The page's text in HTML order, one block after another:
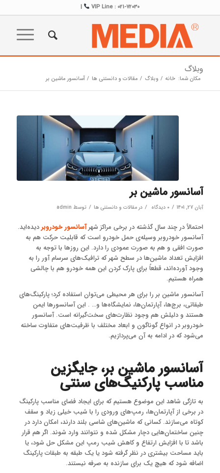
VIP Line : 021-72030
|
وبلاگ
مکان شما: خانه / وبلاگ / مقالات و دانستنی ها / آسانسور ماشین بر
آسانسور ماشین بر
آبان 27, 1401 / ۰ دیدگاه / در مقالات و دانستنی ها / توسط admin
احتمالاً در چند سال گذشته در برخی مراکز شهرآسانسور خودروبردیده‌اید.
آسانسور خودروبر وسیله‌ی حمل خودرو است که قابلیت حرکت هم به
صورت افقی و هم به صورت عمودی را دارد. این روزها با توجه به
افزایش تعداد ماشین‌ها در سطح شهر که ترافیک‌های سرسام آور را به
وجود آورده‌اند، قطعاً برای پارک کردن این همه خودرو هم با چالشی
همراه هستیم.
آسانسور ماشین بر را برای هر محیطی می‌توان استفاده کرد؛ پارکینگ‌های
طبقاتی، برج‌ها، آپارتمان‌ها، نمایشگاه‌ها و… . این آسانسورها ایمن
هستند و دلیلش هم وجود نظارت‌های سخت‌گیرانه است. آسانسور
خودروبر در انواع گوناگون و ابعاد مختلف با ظرفیت‌های متفاوت ساخته
می‌شود که در ادامه به آن می‌پردازیم.
آسانسور ماشین بر، جایگزین
مناسب پارکنیگ‌های سنتی
به تازگی شاهد این موضوع هستیم که برای ایجاد فضای مناسب پارکینگ
در برخی از آپارتمان‌ها، رمپ‌های ورودی را با شیب خیلی زیاد و سقف
کوتاه می‌سازند. کسانی که ماشین‌های شاسی بلند دارند، امکان دارد در
چنین ساختمان‌هایی دچار مشکل شده و نتوانند وارد شوند. اگر هم قرار
باشد تا با افزایش ارتفاع و کاهش شیب رمپ این مشکل حل شود، یا
باید مساحت بیشتری در نظر گرفته شود یا یک طبقه به طبقات پارکینگ
اضافه شود که هیچ یک برای سازنده به صرفه نیستند.